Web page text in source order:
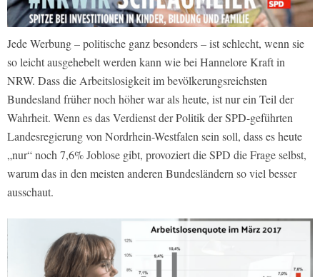
Jede Werbung – politische ganz besonders – ist schlecht, wenn sie
so leicht ausgehebelt werden kann wie bei Hannelore Kraft in
NRW. Dass die Arbeitslosigkeit im bevölkerungsreichsten
Bundesland früher noch höher war als heute, ist nur ein Teil der
Wahrheit. Wenn es das Verdienst der Politik der SPD-geführten
Landesregierung von Nordrhein-Westfalen sein soll, dass es heute
„nur“ noch 7,6% Joblose gibt, provoziert die SPD die Frage selbst,
warum das in den meisten anderen Bundesländern so viel besser
ausschaut.